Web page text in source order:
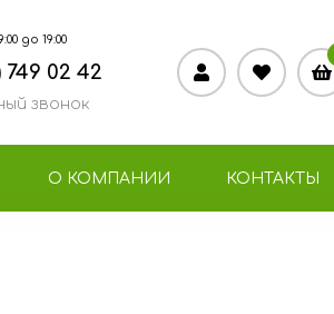
до 19:00
749 02 42
звонок
О КОМПАНИИ КОНТАКТЫ